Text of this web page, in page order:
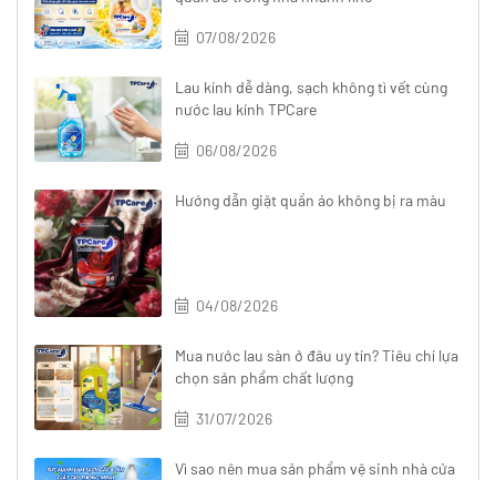
07/08/2026
Lau kính dễ dàng, sạch không tì vết cùng
nước lau kính TPCare
06/08/2026
Hướng dẫn giặt quần áo không bị ra màu
04/08/2026
Mua nước lau sàn ở đâu uy tín? Tiêu chí lựa
chọn sản phẩm chất lượng
31/07/2026
Vì sao nên mua sản phẩm vệ sinh nhà cửa